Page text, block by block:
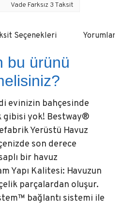
Vade Farksız 3 Taksit
Seçenekleri Yorumlar
bu ürünü
evinizin bahçesinde
gibisi yok! Bestway®
Yerüstü Havuz
son derece
bir havuz
Yapı Kalitesi: Havuzun
parçalardan oluşur.
bağlantı sistemi ile